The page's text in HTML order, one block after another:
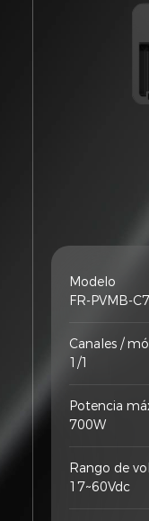
Modelo
FR-PVMB-
Canales /
1/1
Potencia
700W
Rango de
17~60Vdc